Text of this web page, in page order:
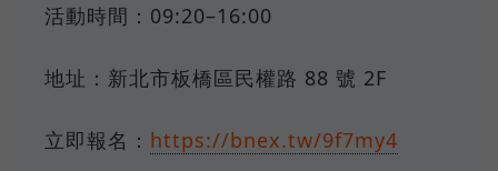
活動時間：09:20–16:00
地址：新北市板橋區民權路 88 號 2F
立即報名： https://bnex.tw/9f7my4